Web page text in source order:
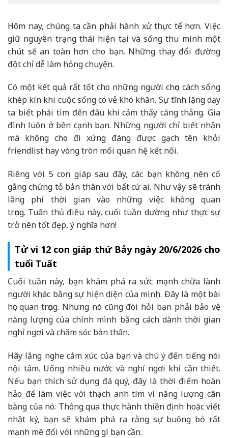
Hôm nay, chúng ta cần phải hành xử thực tế hơn. Việc
giữ nguyên trạng thái hiện tại và sống thu mình một
chút sẽ an toàn hơn cho bạn. Những thay đổi đường
đột chỉ dễ làm hỏng chuyện.
Có một kết quả rất tốt cho những người chọn cách sống
khép kín khi cuộc sống có vẻ khó khăn. Sự tĩnh lặng dạy
ta biết phải tìm đến đâu khi cảm thấy căng thẳng. Gia
đình luôn ở bên cạnh bạn. Những người chỉ biết nhận
mà không cho đi xứng đáng được gạch tên khỏi
friendlist hay vòng tròn mối quan hệ kết nối.
Riêng với 5 con giáp sau đây, các bạn không nên cố
gắng chứng tỏ bản thân với bất cứ ai. Như vậy sẽ tránh
lãng phí thời gian vào những việc không quan
trọng. Tuân thủ điều này, cuối tuần dường như thực sự
trở nên tốt đẹp, ý nghĩa hơn!
Tử vi 12 con giáp thứ Bảy ngày 20/6/2026 cho
tuổi Tuất
Cuối tuần này, bạn khám phá ra sức mạnh chữa lành
người khác bằng sự hiện diện của mình. Đây là một bài
học quan trọng. Nhưng nó cũng đòi hỏi bạn phải bảo vệ
năng lượng của chính mình bằng cách dành thời gian
nghỉ ngơi và chăm sóc bản thân.
Hãy lắng nghe cảm xúc của bạn và chú ý đến tiếng nói
nội tâm. Uống nhiều nước và nghỉ ngơi khi cần thiết.
Nếu bạn thích sử dụng đá quý, đây là thời điểm hoàn
hảo để làm việc với thạch anh tím vì năng lượng cân
bằng của nó. Thông qua thực hành thiền định hoặc viết
nhật ký, bạn sẽ khám phá ra rằng sự buông bỏ rất
mạnh mẽ đối với những gì bạn cần.